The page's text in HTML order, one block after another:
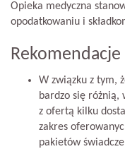
Opieka medyczna
opodatkowaniu i
Rekomendacje
W związku z tym,
bardzo się różnią,
z ofertą kilku
zakres
pakietów